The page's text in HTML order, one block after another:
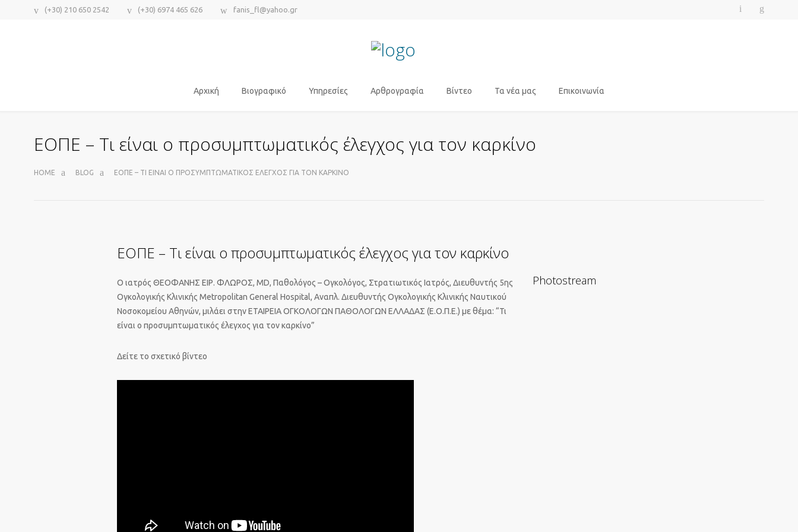
(+30) 210 650 2542 (+30) 6974 465 626 fanis_fl@yahoo.gr
Αρχική Βιογραφικό Υπηρεσίες Αρθρογραφία Βίντεο Τα νέα μας Επικοινωνία
ΕΟΠΕ – Τι είναι ο προσυμπτωματικός έλεγχος για τον καρκίνο
HOME BLOG ΕΟΠΕ – ΤΙ ΕΊΝΑΙ Ο ΠΡΟΣΥΜΠΤΩΜΑΤΙΚΌΣ ΈΛΕΓΧΟΣ ΓΙΑ ΤΟΝ ΚΑΡΚΊΝΟ
ΕΟΠΕ – Τι είναι ο προσυμπτωματικός έλεγχος για τον καρκίνο
Ο ιατρός ΘΕΟΦΑΝΗΣ ΕΙΡ. ΦΛΩΡΟΣ, MD, Παθολόγος – Ογκολόγος, Στρατιωτικός Ιατρός, Διευθυντής 5ης
Ογκολογικής Κλινικής Metropolitan General Hospital, Αναπλ. Διευθυντής Ογκολογικής Κλινικής Ναυτικού
Νοσοκομείου Αθηνών, μιλάει στην ΕΤΑΙΡΕΙΑ ΟΓΚΟΛΟΓΩΝ ΠΑΘΟΛΟΓΩΝ ΕΛΛΑΔΑΣ (Ε.Ο.Π.Ε.) με θέμα: “Τι
είναι ο προσυμπτωματικός έλεγχος για τον καρκίνο”
Δείτε το σχετικό βίντεο
Photostream